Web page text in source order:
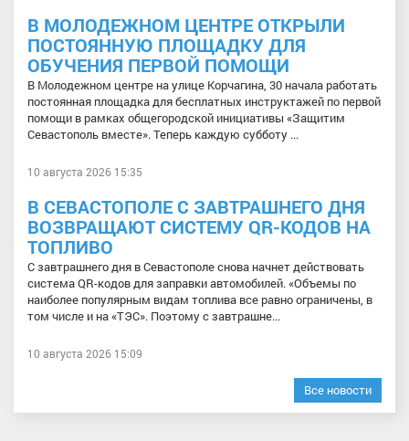
В МОЛОДЕЖНОМ ЦЕНТРЕ ОТКРЫЛИ
ПОСТОЯННУЮ ПЛОЩАДКУ ДЛЯ
ОБУЧЕНИЯ ПЕРВОЙ ПОМОЩИ
В Молодежном центре на улице Корчагина, 30 начала работать
постоянная площадка для бесплатных инструктажей по первой
помощи в рамках общегородской инициативы «Защитим
Севастополь вместе». Теперь каждую субботу ...
10 августа 2026 15:35
В СЕВАСТОПОЛЕ С ЗАВТРАШНЕГО ДНЯ
ВОЗВРАЩАЮТ СИСТЕМУ QR-КОДОВ НА
ТОПЛИВО
С завтрашнего дня в Севастополе снова начнет действовать
система QR-кодов для заправки автомобилей. «Объемы по
наиболее популярным видам топлива все равно ограничены, в
том числе и на «ТЭС». Поэтому с завтрашне...
10 августа 2026 15:09
Все новости